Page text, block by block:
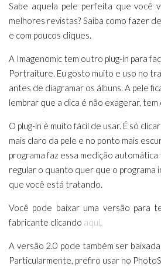
Sabe aquela pele perfeita que você
melhores revistas? Saiba como fazer
e com poucos cliques.
A Imagenomic tem outro plug-in para
Portraiture. Eu gosto muito e uso no
antes de diagramar os álbuns. A pele
lembrar que a dica é não exagerar,
O plug-in é muito fácil de usar. É só
mais claro da pele e no ponto mais
programa faz essa medição automática
regular o quanto quer que o programa
que você está tratando.
Você pode baixar uma versão para
fabricante clicando aqui.
A versão 2.0 pode também ser
Particularmente, prefiro usar no